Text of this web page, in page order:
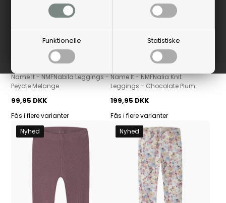
Funktionelle Statistiske
NAME IT
Name It - NMFNabila Leggings -
Peyote Melange
99,95 DKK
Fås i flere varianter
Name It - NMFNalia Knit
Leggings - Chocolate Plum
199,95 DKK
Fås i flere varianter
Nyhed
Nyhed